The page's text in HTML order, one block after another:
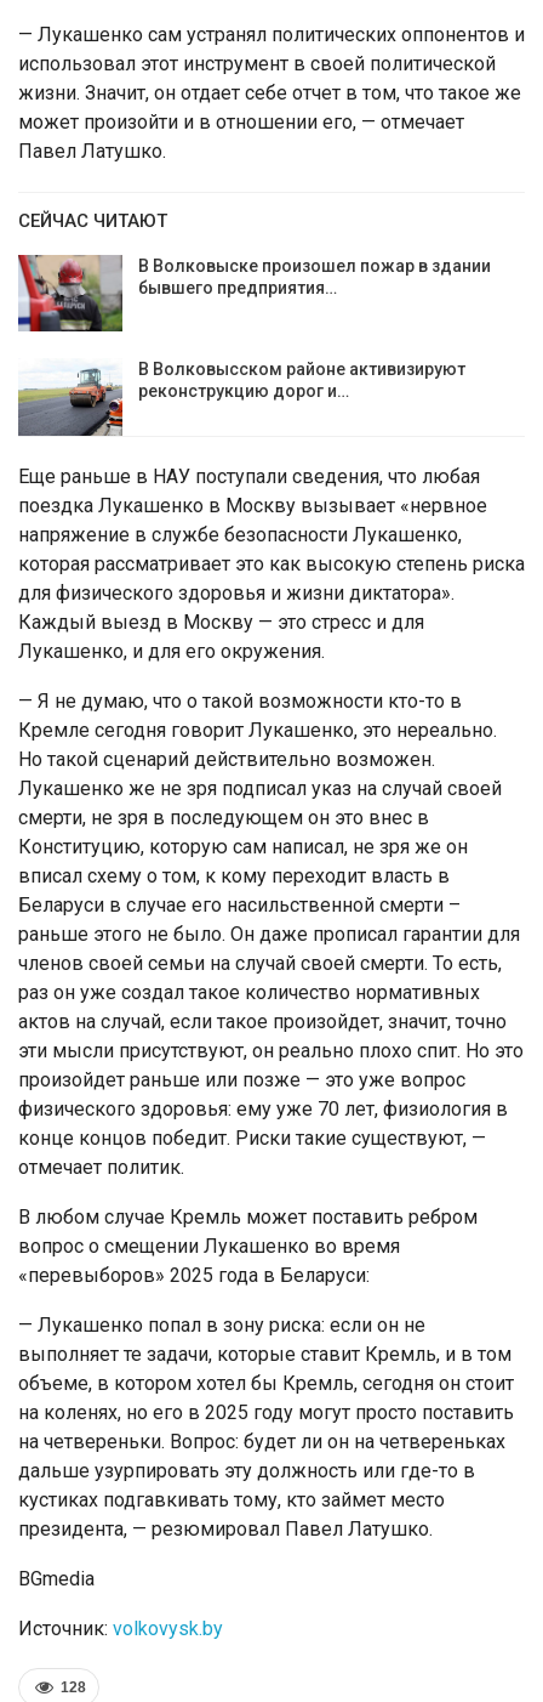
— Лукашенко сам устранял политических оппонентов и
использовал этот инструмент в своей политической
жизни. Значит, он отдает себе отчет в том, что такое же
может произойти и в отношении его, — отмечает
Павел Латушко.
СЕЙЧАС ЧИТАЮТ
В Волковыске произошел пожар в здании
бывшего предприятия…
В Волковысском районе активизируют
реконструкцию дорог и…
Еще раньше в НАУ поступали сведения, что любая
поездка Лукашенко в Москву вызывает «нервное
напряжение в службе безопасности Лукашенко,
которая рассматривает это как высокую степень риска
для физического здоровья и жизни диктатора».
Каждый выезд в Москву — это стресс и для
Лукашенко, и для его окружения.
— Я не думаю, что о такой возможности кто-то в
Кремле сегодня говорит Лукашенко, это нереально.
Но такой сценарий действительно возможен.
Лукашенко же не зря подписал указ на случай своей
смерти, не зря в последующем он это внес в
Конституцию, которую сам написал, не зря же он
вписал схему о том, к кому переходит власть в
Беларуси в случае его насильственной смерти –
раньше этого не было. Он даже прописал гарантии для
членов своей семьи на случай своей смерти. То есть,
раз он уже создал такое количество нормативных
актов на случай, если такое произойдет, значит, точно
эти мысли присутствуют, он реально плохо спит. Но это
произойдет раньше или позже — это уже вопрос
физического здоровья: ему уже 70 лет, физиология в
конце концов победит. Риски такие существуют, —
отмечает политик.
В любом случае Кремль может поставить ребром
вопрос о смещении Лукашенко во время
«перевыборов» 2025 года в Беларуси:
— Лукашенко попал в зону риска: если он не
выполняет те задачи, которые ставит Кремль, и в том
объеме, в котором хотел бы Кремль, сегодня он стоит
на коленях, но его в 2025 году могут просто поставить
на четвереньки. Вопрос: будет ли он на четвереньках
дальше узурпировать эту должность или где-то в
кустиках подгавкивать тому, кто займет место
президента, — резюмировал Павел Латушко.
BGmedia
Источник: volkovysk.by
128